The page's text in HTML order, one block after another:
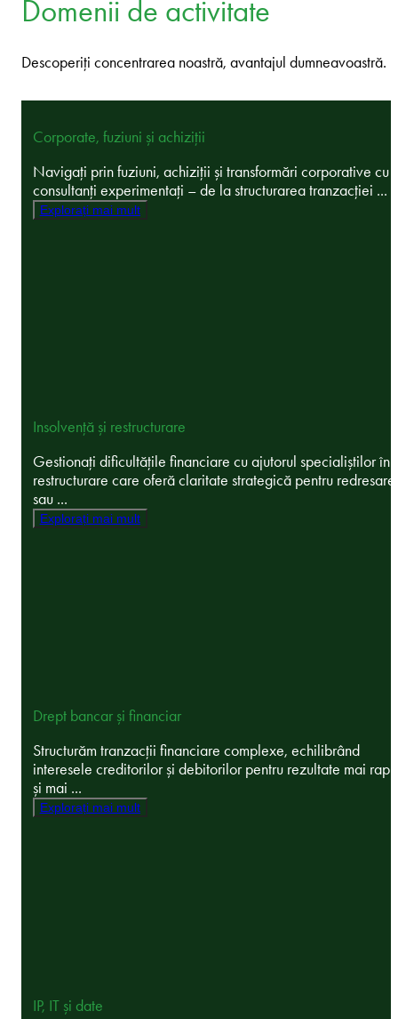
Domenii de activitate
Descoperiți concentrarea noastră, avantajul dumneavoastră.
Corporate, fuziuni și achiziții
Navigați prin fuziuni, achiziții și transformări corporative cu
consultanți experimentați – de la structurarea tranzacției ...
Explorați mai mult
Insolvență și restructurare
Gestionați dificultățile financiare cu ajutorul specialiștilor în
restructurare care oferă claritate strategică pentru redresare
sau ...
Explorați mai mult
Drept bancar și financiar
Structurăm tranzacții financiare complexe, echilibrând
interesele creditorilor și debitorilor pentru rezultate mai
și mai ...
Explorați mai mult
IP, IT și date